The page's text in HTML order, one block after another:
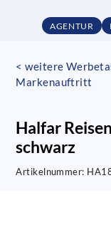
AGENTUR
< weitere
Markenauftritt
Halfar
schwarz
Artikelnummer: